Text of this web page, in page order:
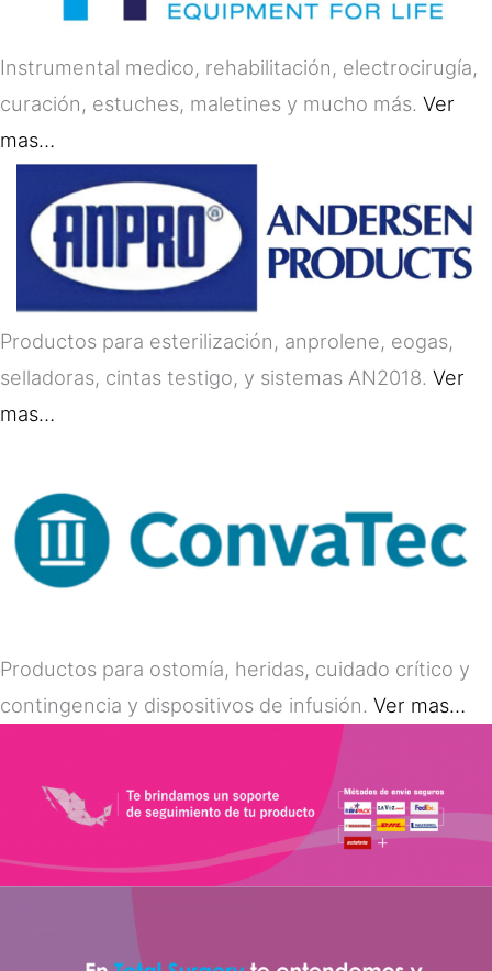
Instrumental medico, rehabilitación, electrocirugía,
curación, estuches, maletines y mucho más. Ver
mas…
Productos para esterilización, anprolene, eogas,
selladoras, cintas testigo, y sistemas AN2018. Ver
mas…
Productos para ostomía, heridas, cuidado crítico y
contingencia y dispositivos de infusión. Ver mas…